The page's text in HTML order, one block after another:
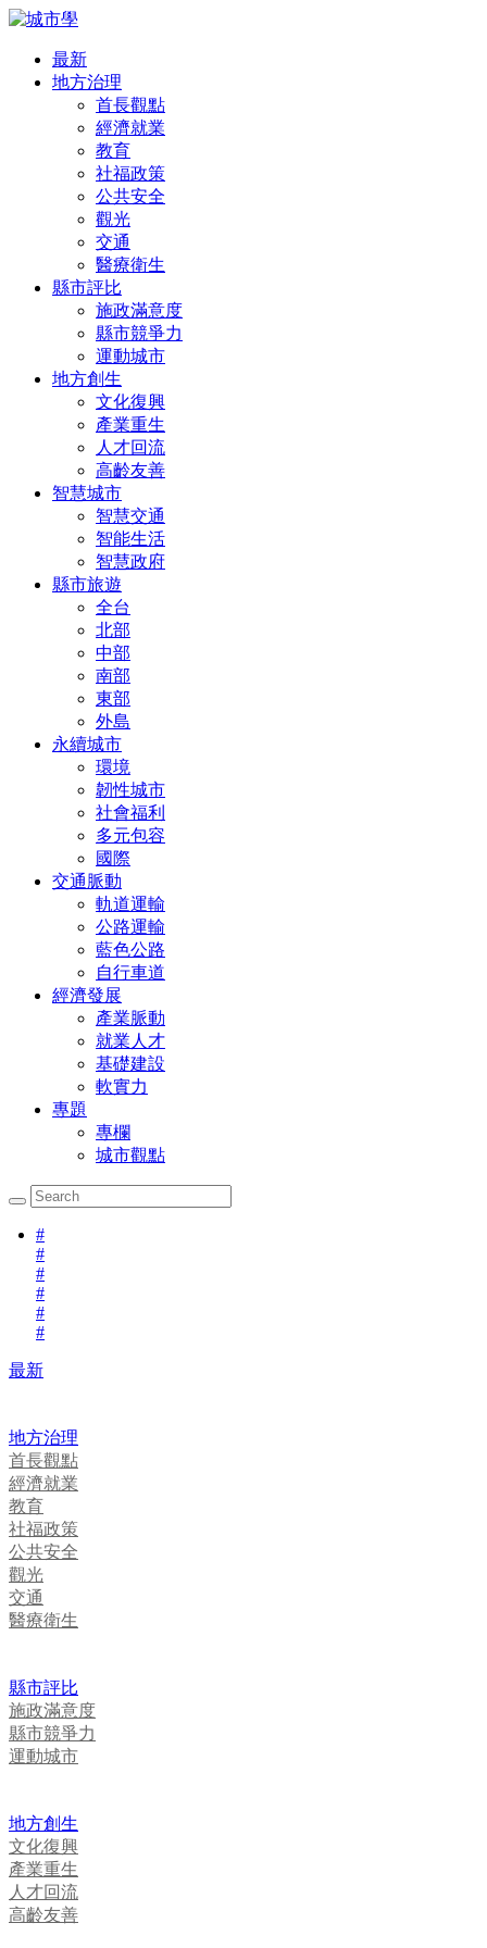
最新
地方治理
首長觀點
經濟就業
教育
社福政策
公共安全
觀光
交通
醫療衛生
縣市評比
施政滿意度
縣市競爭力
運動城市
地方創生
文化復興
產業重生
人才回流
高齡友善
智慧城市
智慧交通
智能生活
智慧政府
縣市旅遊
全台
北部
中部
南部
東部
外島
永續城市
環境
韌性城市
社會福利
多元包容
國際
交通脈動
軌道運輸
公路運輸
藍色公路
自行車道
經濟發展
產業脈動
就業人才
基礎建設
軟實力
專題
專欄
城市觀點
#
#
#
#
#
#
最新
地方治理
首長觀點
經濟就業
教育
社福政策
公共安全
觀光
交通
醫療衛生
縣市評比
施政滿意度
縣市競爭力
運動城市
地方創生
文化復興
產業重生
人才回流
高齡友善